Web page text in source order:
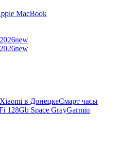
MacBook
new
new
Смарт часы
Garmin